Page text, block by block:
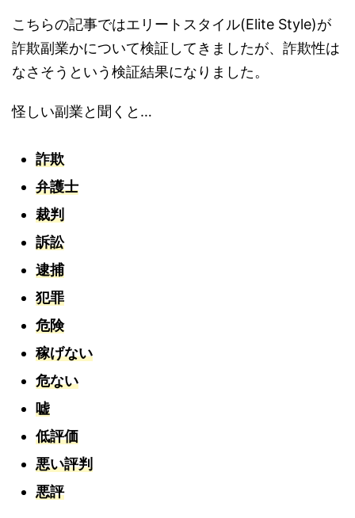
こちらの記事ではエリートスタイル(Elite Style)が
詐欺副業かについて検証してきましたが、詐欺性は
なさそうという検証結果になりました。
怪しい副業と聞くと…
詐欺
弁護士
裁判
訴訟
逮捕
犯罪
危険
稼げない
危ない
嘘
低評価
悪い評判
悪評